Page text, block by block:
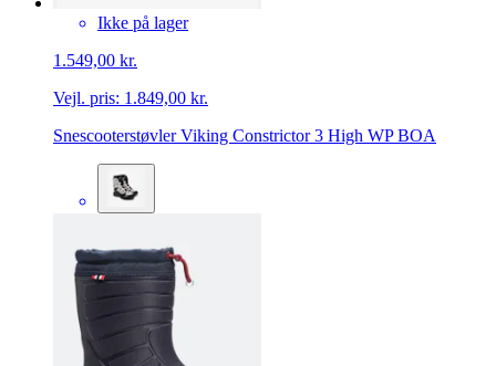
Ikke på lager
1.549,00 kr.
Vejl. pris: 1.849,00 kr.
Snescooterstøvler Viking Constrictor 3 High WP BOA